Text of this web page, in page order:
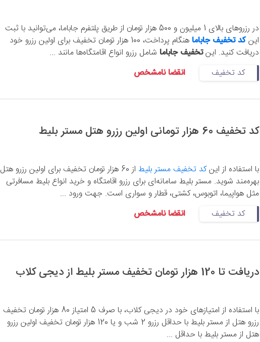
در رزروهای بالای 1 میلیون و 500 هزار تومان از طریق پلتفرم جاباما، می‌توانید با ثبت
اینکد تخفیف جاباما
هنگام پرداخت، 100 هزار تومان تخفیف برای اولین رزرو خود
دریافت کنید. اینتخفیف جاباماشامل رزرو انواع اقامتگاه‌ها مانند ...
کد تخفیف
انقضا نامشخص
کد تخفیف 60 هزار تومانی اولین رزرو هتل مستر بلیط
با استفاده از اینکد تخفیف مستر بلیط
از 60 هزار تومان تخفیف برای اولین رزرو هتل
بهره‌مند شوید. مستر بلیط سامانه‌ای برای رزرو اقامتگاه و خرید انواع بلیط مسافرتی
مثل هواپیما، اتوبوس، کشتی، قطار و سواری است. جهت ورود ...
کد تخفیف
انقضا نامشخص
دریافت تا 120 هزار تومان تخفیف مستر بلیط از دیجی کلاب
با استفاده از امتیازهای خود در دیجی کلاب، با صرف 5 امتیاز 80 هزار تومان تخفیف
رزرو هتل از مستر بلیط با حداقل رزرو 2 شب و یا 120 هزار تومان تخفیف اولین رزرو
هتل از مستر بلیط با حداقل ...